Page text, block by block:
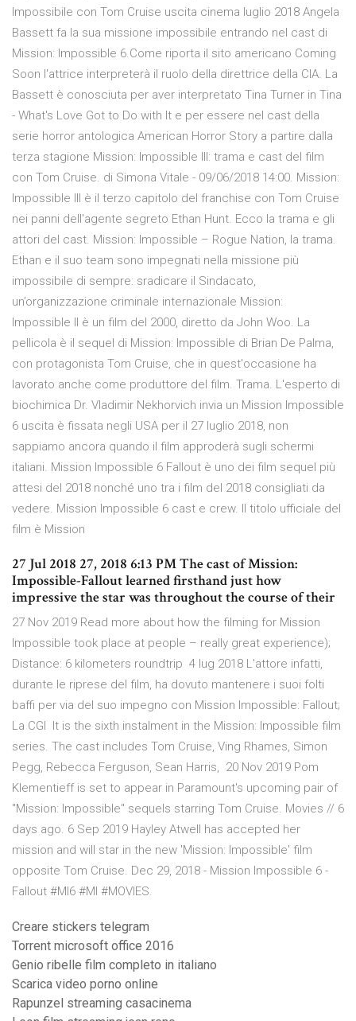
Impossibile con Tom Cruise uscita cinema luglio 2018 Angela
Bassett fa la sua missione impossibile entrando nel cast di
Mission: Impossible 6.Come riporta il sito americano Coming
Soon l'attrice interpreterà il ruolo della direttrice della CIA. La
Bassett è conosciuta per aver interpretato Tina Turner in Tina
- What's Love Got to Do with It e per essere nel cast della
serie horror antologica American Horror Story a partire dalla
terza stagione Mission: Impossible III: trama e cast del film
con Tom Cruise. di Simona Vitale - 09/06/2018 14:00. Mission:
Impossible III è il terzo capitolo del franchise con Tom Cruise
nei panni dell'agente segreto Ethan Hunt. Ecco la trama e gli
attori del cast. Mission: Impossible – Rogue Nation, la trama.
Ethan e il suo team sono impegnati nella missione più
impossibile di sempre: sradicare il Sindacato,
un’organizzazione criminale internazionale Mission:
Impossible II è un film del 2000, diretto da John Woo. La
pellicola è il sequel di Mission: Impossible di Brian De Palma,
con protagonista Tom Cruise, che in quest'occasione ha
lavorato anche come produttore del film. Trama. L'esperto di
biochimica Dr. Vladimir Nekhorvich invia un Mission Impossible
6 uscita è fissata negli USA per il 27 luglio 2018, non
sappiamo ancora quando il film approderà sugli schermi
italiani. Mission Impossible 6 Fallout è uno dei film sequel più
attesi del 2018 nonché uno tra i film del 2018 consigliati da
vedere. Mission Impossible 6 cast e crew. Il titolo ufficiale del
film è Mission
27 Jul 2018 27, 2018 6:13 PM The cast of Mission:
Impossible-Fallout learned firsthand just how
impressive the star was throughout the course of their
27 Nov 2019 Read more about how the filming for Mission
Impossible took place at people – really great experience);
Distance: 6 kilometers roundtrip 4 lug 2018 L'attore infatti,
durante le riprese del film, ha dovuto mantenere i suoi folti
baffi per via del suo impegno con Mission Impossible: Fallout;
La CGI It is the sixth instalment in the Mission: Impossible film
series. The cast includes Tom Cruise, Ving Rhames, Simon
Pegg, Rebecca Ferguson, Sean Harris, 20 Nov 2019 Pom
Klementieff is set to appear in Paramount's upcoming pair of
"Mission: Impossible" sequels starring Tom Cruise. Movies // 6
days ago. 6 Sep 2019 Hayley Atwell has accepted her
mission and will star in the new 'Mission: Impossible' film
opposite Tom Cruise. Dec 29, 2018 - Mission Impossible 6 -
Fallout #MI6 #MI #MOVIES.
Creare stickers telegram
Torrent microsoft office 2016
Genio ribelle film completo in italiano
Scarica video porno online
Rapunzel streaming casacinema